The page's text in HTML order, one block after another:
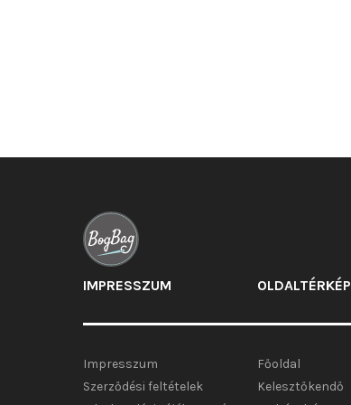
IMPRESSZUM
Impresszum
Szerződési feltételek
OLDALTÉRKÉP
Főoldal
Kelesztőkendő